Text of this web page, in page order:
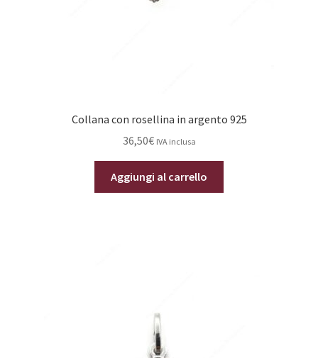
Collana con rosellina in argento 925
36,50€ IVA inclusa
Aggiungi al carrello